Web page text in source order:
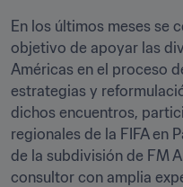
En los últimos meses se
objetivo de apoyar las
Américas en el proceso
estrategias y
dichos encuentros,
regionales de la FIFA en
de la subdivisión de FM
consultor con amplia